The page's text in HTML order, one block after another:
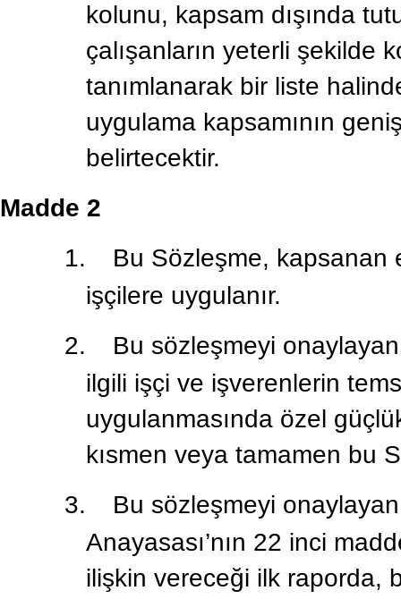
kolunu, kapsam dışında
çalışanların yeterli şekilde
tanımlanarak bir liste
uygulama kapsamının
belirtecektir.
Madde 2
1.
Bu Sözleşme, kapsanan
işçilere uygulanır.
2.
Bu sözleşmeyi
ilgili işçi ve işverenlerin
uygulanmasında özel
kısmen veya tamamen bu
3.
Bu sözleşmeyi
Anayasası’nın 22 inci
ilişkin vereceği ilk raporda,